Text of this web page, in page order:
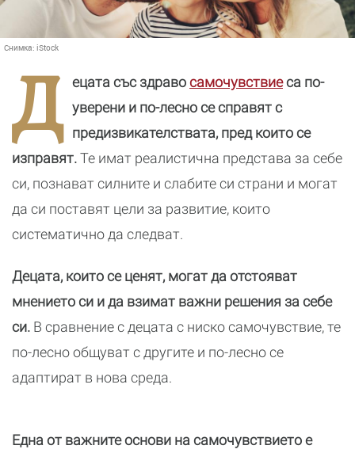
Снимка: iStock
Д ецата със здравосамочувствиеса по-
уверени и по-лесно се справят с
предизвикателствата, пред които се
изправят.Те имат реалистична представа за себе
си, познават силните и слабите си страни и могат
да си поставят цели за развитие, които
систематично да следват.
Децата, които се ценят, могат да отстояват
мнението си и да взимат важни решения за себе
си. В сравнение с децата с ниско самочувствие, те
по-лесно общуват с другите и по-лесно се
адаптират в нова среда.
Една от важните основи на самочувствието е